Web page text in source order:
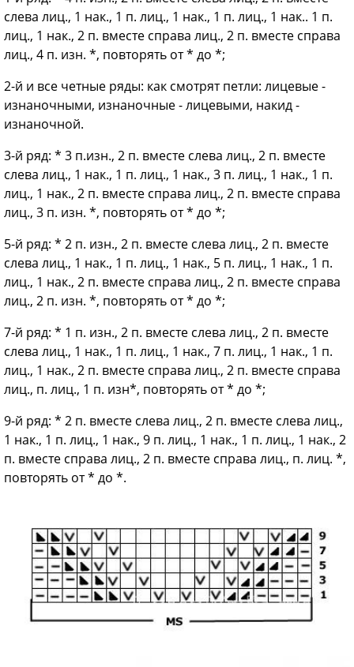
слева лиц., 1 нак., 1 п. лиц., 1 нак., 1 п. лиц., 1 нак.. 1 п.
лиц., 1 нак., 2 п. вместе справа лиц., 2 п. вместе справа
лиц., 4 п. изн. *, повторять от * до *;
2-й и все четные ряды: как смотрят петли: лицевые -
изнаночными, изнаночные - лицевыми, накид -
изнаночной.
3-й ряд: * 3 п.изн., 2 п. вместе слева лиц., 2 п. вместе
слева лиц., 1 нак., 1 п. лиц., 1 нак., 3 п. лиц., 1 нак., 1 п.
лиц., 1 нак., 2 п. вместе справа лиц., 2 п. вместе справа
лиц., 3 п. изн. *, повторять от * до *;
5-й ряд: * 2 п. изн., 2 п. вместе слева лиц., 2 п. вместе
слева лиц., 1 нак., 1 п. лиц., 1 нак., 5 п. лиц., 1 нак., 1 п.
лиц., 1 нак., 2 п. вместе справа лиц., 2 п. вместе справа
лиц., 2 п. изн. *, повторять от * до *;
7-й ряд: * 1 п. изн., 2 п. вместе слева лиц., 2 п. вместе
слева лиц., 1 нак., 1 п. лиц., 1 нак., 7 п. лиц., 1 нак., 1 п.
лиц., 1 нак., 2 п. вместе справа лиц., 2 п. вместе справа
лиц., п. лиц., 1 п. изн*, повторять от * до *;
9-й ряд: * 2 п. вместе слева лиц., 2 п. вместе слева лиц.,
1 нак., 1 п. лиц., 1 нак., 9 п. лиц., 1 нак., 1 п. лиц., 1 нак., 2
п. вместе справа лиц., 2 п. вместе справа лиц., п. лиц. *,
повторять от * до *.